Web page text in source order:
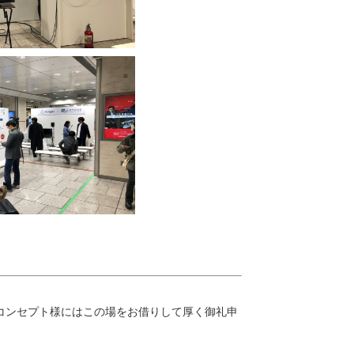
セプト様にはこの場をお借りして厚く御礼申